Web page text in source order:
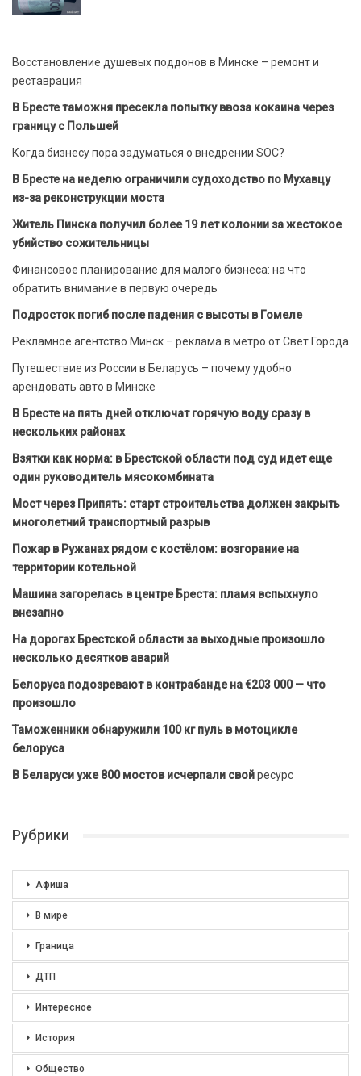
Восстановление душевых поддонов в Минске – ремонт и
реставрация
В Бресте таможня пресекла попытку ввоза кокаина через
границу с Польшей
Когда бизнесу пора задуматься о внедрении SOC?
В Бресте на неделю ограничили судоходство по Мухавцу
из-за реконструкции моста
Житель Пинска получил более 19 лет колонии за жестокое
убийство сожительницы
Финансовое планирование для малого бизнеса: на что
обратить внимание в первую очередь
Подросток погиб после падения с высоты в Гомеле
Рекламное агентство Минск – реклама в метро от Свет Города
Путешествие из России в Беларусь – почему удобно
арендовать авто в Минске
В Бресте на пять дней отключат горячую воду сразу в
нескольких районах
Взятки как норма: в Брестской области под суд идет еще
один руководитель мясокомбината
Мост через Припять: старт строительства должен закрыть
многолетний транспортный разрыв
Пожар в Ружанах рядом с костёлом: возгорание на
территории котельной
Машина загорелась в центре Бреста: пламя вспыхнуло
внезапно
На дорогах Брестской области за выходные произошло
несколько десятков аварий
Белоруса подозревают в контрабанде на €203 000 — что
произошло
Таможенники обнаружили 100 кг пуль в мотоцикле
белоруса
В Беларуси уже 800 мостов исчерпали свойресурс
Рубрики
Афиша
В мире
Граница
ДТП
Интересное
История
Общество